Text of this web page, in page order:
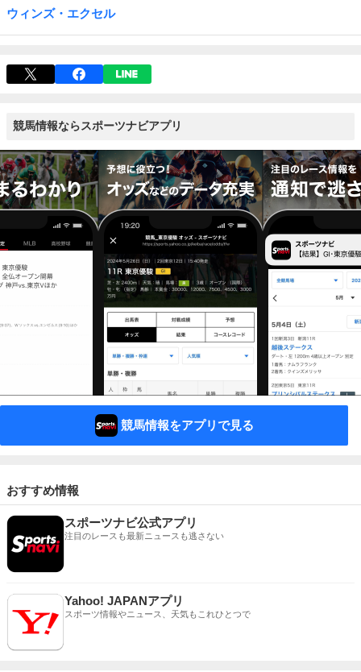
ウィンズ・エクセル
競馬情報ならスポーツナビアプリ
競馬情報をアプリで見る
おすすめ情報
スポーツナビ公式アプリ
注目のレースも最新ニュースも逃さない
Yahoo! JAPANアプリ
スポーツ情報やニュース、天気もこれひとつで